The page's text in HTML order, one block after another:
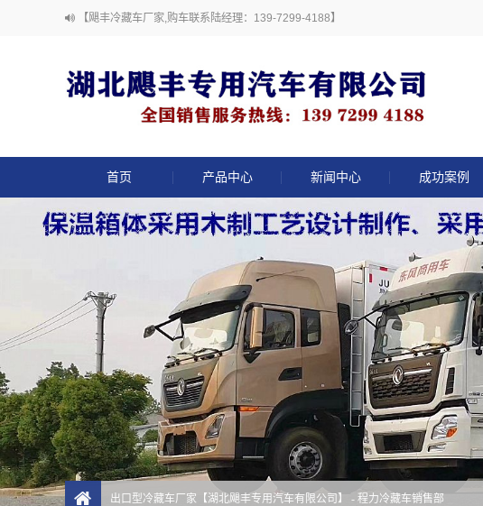
【飓丰冷藏车厂家,购车联系陆经理：139-7299-4188】
首页 产品中心 新闻中心 成功案例
出口型冷藏车厂家【湖北飓丰专用汽车有限公司】 - 程力冷藏车销售部